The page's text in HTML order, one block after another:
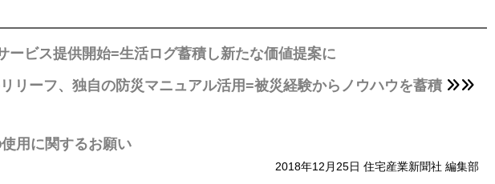
ービス提供開始=生活ログ蓄積し新たな価値提案に
リーフ、独自の防災マニュアル活用=被災経験からノウハウを蓄積
用に関するお願い
2018年12月25日 住宅産業新聞社 編集部